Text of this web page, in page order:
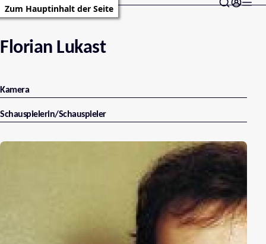
Zum Hauptinhalt der Seite
Florian Lukast
Kamera
Schauspielerin/Schauspieler